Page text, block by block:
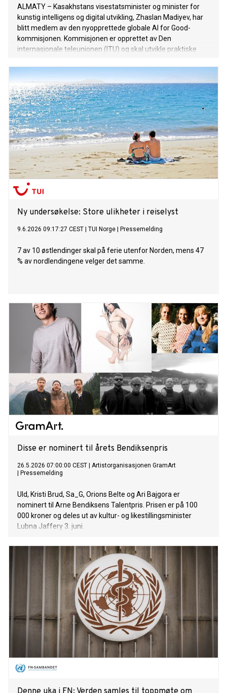
ALMATY – Kasakhstans visestatsminister og minister for
kunstig intelligens og digital utvikling, Zhaslan Madiyev, har
blitt medlem av den nyopprettede globale AI for Good-
kommisjonen. Kommisjonen er opprettet av Den
internasjonale teleunionen (ITU) og skal utvikle praktiske
Ny undersøkelse: Store ulikheter i reiselyst
9.6.2026 09:17:27 CEST TUI Norge Pressemelding
7 av 10 østlendinger skal på ferie utenfor Norden, mens 47
% av nordlendingene velger det samme.
Disse er nominert til årets Bendiksenpris
26.5.2026 07:00:00 CEST
Artistorganisasjonen GramArt
Pressemelding
Uld, Kristi Brud, Sa_G, Orions Belte og Ari Bajgora er
nominert til Arne Bendiksens Talentpris. Prisen er på 100
000 kroner og deles ut av kultur- og likestillingsminister
Lubna Jaffery 3. juni.